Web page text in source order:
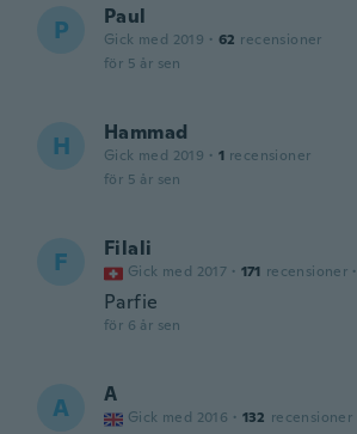
P Paul
Gick med 2019 · 62 recensioner
för 5 år sen
H Hammad
Gick med 2019 · 1 recensioner
för 5 år sen
F Filali
Gick med 2017 · 171 recensioner ·
Parfie
för 6 år sen
A A
Gick med 2016 · 132 recensioner